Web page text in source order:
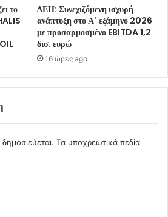
το
ΔΕΗ: Συνεχιζόμενη ισχυρή
ανάπτυξη στο Α΄ εξάμηνο 2026
με προσαρμοσμένο EBITDA 1,2
δισ. ευρώ
16 ώρες ago
Τα υποχρεωτικά πεδία